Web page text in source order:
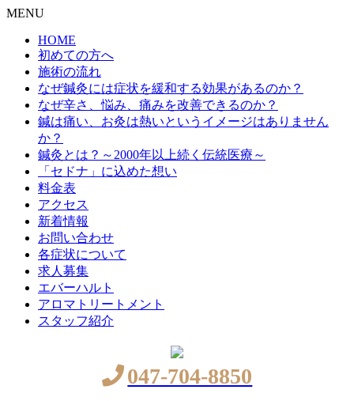
MENU
HOME
初めての方へ
施術の流れ
なぜ鍼灸には症状を緩和する効果があるのか？
なぜ辛さ、悩み、痛みを改善できるのか？
鍼は痛い、お灸は熱いというイメージはありません
か？
鍼灸とは？～2000年以上続く伝統医療～
「セドナ」に込めた想い
料金表
アクセス
新着情報
お問い合わせ
各症状について
求人募集
エバーハルト
アロマトリートメント
スタッフ紹介
047-704-8850